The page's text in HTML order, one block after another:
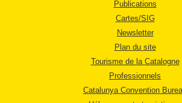
Publications
Cartes/SIG
Newsletter
Plan du site
Tourisme de la Catalogne
Professionnels
Catalunya Convention